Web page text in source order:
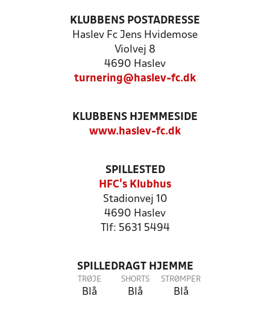
KLUBBENS POSTADRESSE
Haslev Fc Jens Hvidemose
Violvej 8
4690 Haslev
turnering@haslev-fc.dk
KLUBBENS HJEMMESIDE
www.haslev-fc.dk
SPILLESTED
HFC's Klubhus
Stadionvej 10
4690 Haslev
Tlf: 5631 5494
SPILLEDRAGT HJEMME
TRØJE
Blå
SHORTS
Blå
STRØMPER
Blå